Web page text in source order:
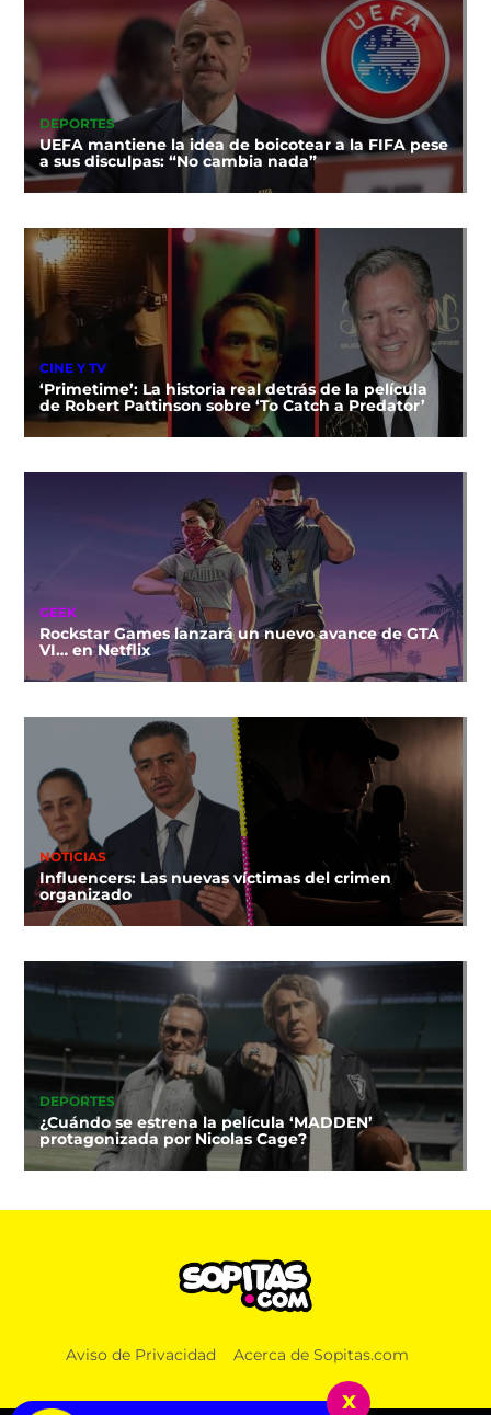
DEPORTES
UEFA mantiene la idea de boicotear a la FIFA pese
a sus disculpas: “No cambia nada”
CINE Y TV
‘Primetime’: La historia real detrás de la película
de Robert Pattinson sobre ‘To Catch a Predator’
GEEK
Rockstar Games lanzará un nuevo avance de GTA
VI… en Netflix
NOTICIAS
Influencers: Las nuevas víctimas del crimen
organizado
DEPORTES
¿Cuándo se estrena la película ‘MADDEN’
protagonizada por Nicolas Cage?
Aviso de Privacidad Acerca de Sopitas.com
x